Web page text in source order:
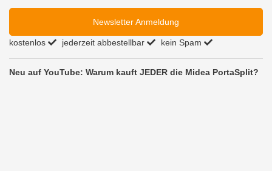
Newsletter Anmeldung
kostenlos jederzeit abbestellbar kein Spam
Neu auf YouTube: Warum kauft JEDER die Midea PortaSplit?